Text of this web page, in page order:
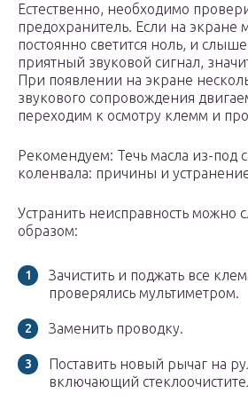
Естественно, необходимо
предохранитель. Если на экране
постоянно светится ноль, и
приятный звуковой сигнал,
При появлении на экране
звукового сопровождения
переходим к осмотру клемм и
Рекомендуем: Течь масла из-под
коленвала: причины и
Устранить неисправность можно
образом:
Зачистить и поджать все
проверялись мультиметром.
Заменить проводку.
Поставить новый рычаг на
включающий